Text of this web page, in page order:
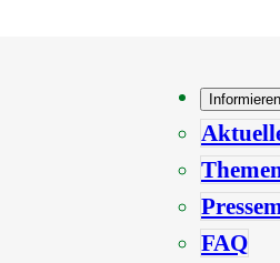
Informieren
FAQ